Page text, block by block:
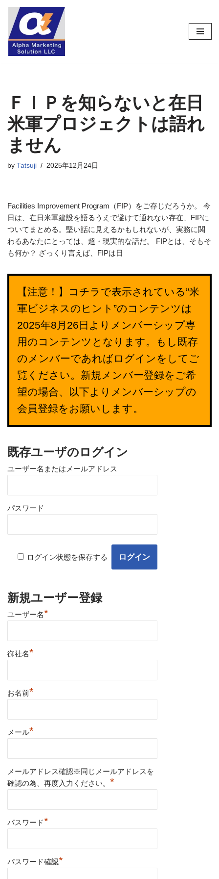
コ
ン
テ
ス
キ
ッ
プ
ＦＩＰを知らないと在日
米軍プロジェクトは語れ
ません
by Tatsuji 2025年12月24日
Facilities Improvement Program（FIP）をご存じだろうか。 今
日は、在日米軍建設を語るうえで避けて通れない存在、FIPに
ついてまとめる。堅い話に見えるかもしれないが、実務に関
わるあなたにとっては、超・現実的な話だ。 FIPとは、そもそ
も何か？ ざっくり言えば、FIPは日
【注意！】コチラで表示されている”米
軍ビジネスのヒント”のコンテンツは
2025年8月26日よりメンバーシップ専
用のコンテンツとなります。もし既存
のメンバーであればログインをしてご
覧ください。新規メンバー登録をご希
望の場合、以下よりメンバーシップの
会員登録をお願いします。
既存ユーザのログイン
ユーザー名またはメールアドレス
パスワード
ログイン状態を保存する
新規ユーザー登録
ユーザー名*
御社名*
お名前*
メール*
メールアドレス確認※同じメールアドレスを
確認の為、再度入力ください。 *
パスワード*
パスワード確認*